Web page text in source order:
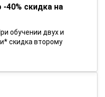
40% скидка на
обучении двух и
скидка второму